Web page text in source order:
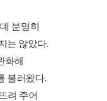
분명히
는 않았다.
화해
불러왔다.
려 주어